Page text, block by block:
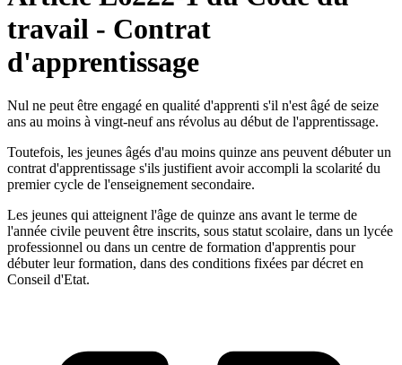
travail - Contrat
d'apprentissage
Nul ne peut être engagé en qualité d'apprenti s'il n'est âgé de seize
ans au moins à vingt-neuf ans révolus au début de l'apprentissage.
Toutefois, les jeunes âgés d'au moins quinze ans peuvent débuter un
contrat d'apprentissage s'ils justifient avoir accompli la scolarité du
premier cycle de l'enseignement secondaire.
Les jeunes qui atteignent l'âge de quinze ans avant le terme de
l'année civile peuvent être inscrits, sous statut scolaire, dans un lycée
professionnel ou dans un centre de formation d'apprentis pour
débuter leur formation, dans des conditions fixées par décret en
Conseil d'Etat.